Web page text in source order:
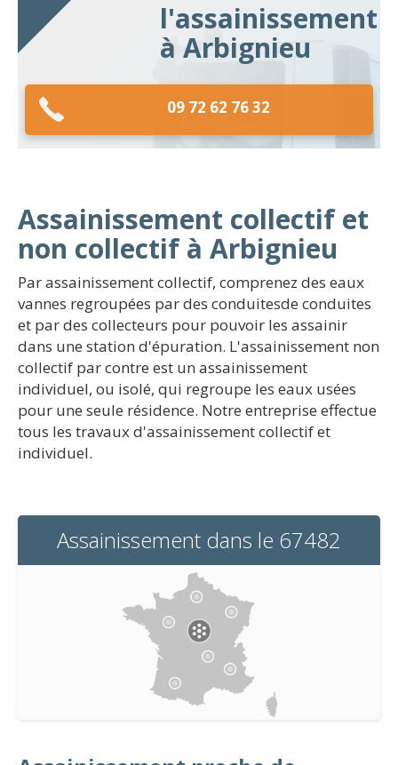
l'assainissement
à Arbignieu
09 72 62 76 32
Assainissement collectif et
non collectif à Arbignieu
Par assainissement collectif, comprenez des eaux
vannes regroupées par des conduitesde conduites
et par des collecteurs pour pouvoir les assainir
dans une station d'épuration. L'assainissement non
collectif par contre est un assainissement
individuel, ou isolé, qui regroupe les eaux usées
pour une seule résidence. Notre entreprise effectue
tous les travaux d'assainissement collectif et
individuel.
Assainissement dans le 67482